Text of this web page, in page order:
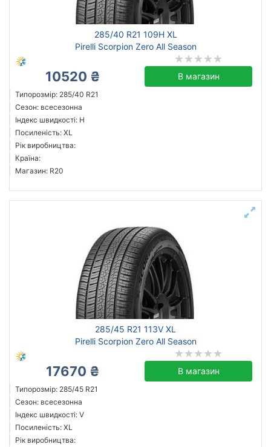
285/40 R21 109H XL
Pirelli Scorpion Zero All Season
10520 ₴ В магазин
Типорозмір: 285/40 R21
Сезон: всесезонна
Індекс швидкості: H
Посиленість: XL
Рік виробництва:
Країна:
Магазин: R20
285/45 R21 113V XL
Pirelli Scorpion Zero All Season
17670 ₴ В магазин
Типорозмір: 285/45 R21
Сезон: всесезонна
Індекс швидкості: V
Посиленість: XL
Рік виробництва:
Рік виробництва
Країна виробництва
Скинути